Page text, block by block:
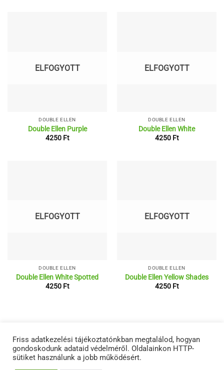
ELFOGYOTT
DOUBLE ELLEN
Double Ellen Purple
4250 Ft
ELFOGYOTT
DOUBLE ELLEN
Double Ellen White
4250 Ft
ELFOGYOTT
DOUBLE ELLEN
Double Ellen White Spotted
4250 Ft
ELFOGYOTT
DOUBLE ELLEN
Double Ellen Yellow Shades
4250 Ft
RÓLUNK ÁSZF ADATVÉDELMI NYILATKOZATOK
TERMÉKEINK
KAPCSOLAT
Copyright 2026 ©Netwerk
Friss adatkezelési tájékoztatónkban megtalálod, hogyan
gondoskodunk adataid védelméről. Oldalainkon HTTP-
sütiket használunk a jobb működésért.